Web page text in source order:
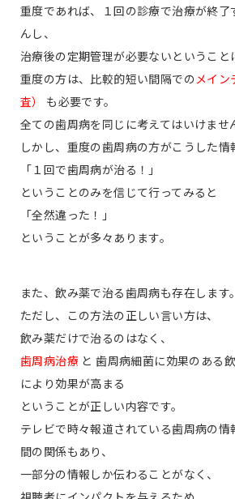
重度であれば、１回の診療で治療が終了
んし、
治療後の定期管理が必要ないということ
重度の方は、比較的短い間隔でのメイン
査）
も必要です。
全ての歯周病を同じに考えてはいけませ
しかし、重度の歯周病の方がこうした情
「１回で歯周病が治る！」
ということのみを信じて行ってみると
「全然違った！」
ということが多々あります。
また、飲み薬で治る歯周病も存在します。
ただし、この方法の正しい言い方は、
飲み薬だけで治るのはなく、
歯周病治療 と 歯周病細菌に効果のある
により効果が高まる
ということが正しい内容です。
テレビで時々報道されている歯周病の情
間の関係もあり、
一部分の情報しか伝わることがなく、